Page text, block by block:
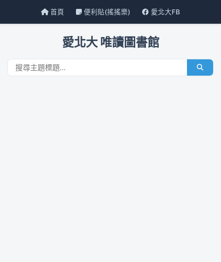
首頁 便利貼(搖搖樂) 愛北大FB
愛北大 唯讀圖書館